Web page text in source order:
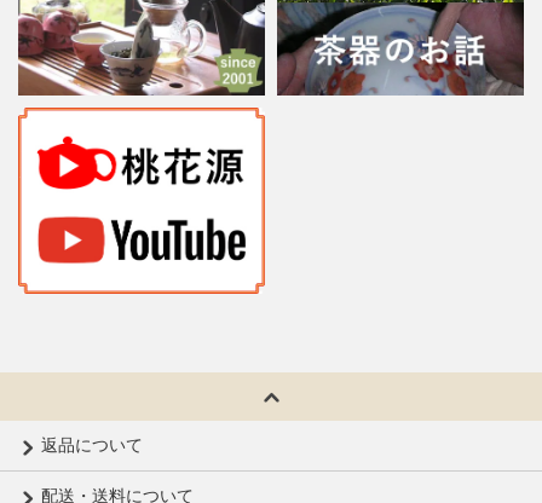
返品について
配送・送料について